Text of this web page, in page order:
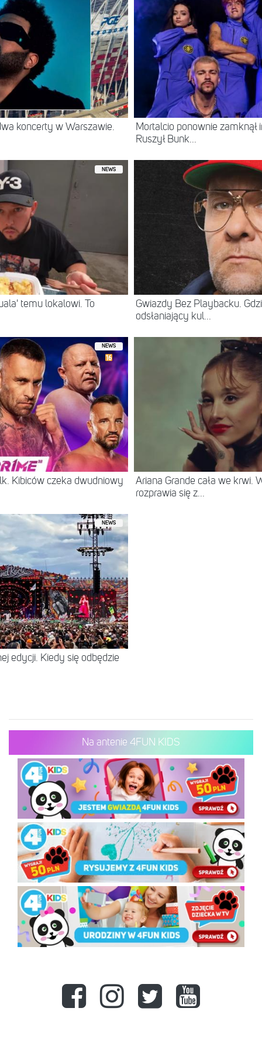
koncerty w Warszawie.
Mortalcio ponownie
Ruszył Bunk...
NEWS
temu lokalowi. To
Gwiazdy Bez Playbacku.
odsłaniający kul...
NEWS
Kibiców czeka dwudniowy
Ariana Grande cała we krwi.
rozprawia się z...
NEWS
edycji. Kiedy się odbędzie
Na antenie 4FUN KIDS